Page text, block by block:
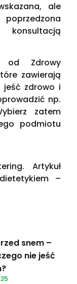
ale
od Zdrowy
zawierają
jeść zdrowo i
np.
zatem
podmiotu
Artykuł
–
snem –
nie jeść